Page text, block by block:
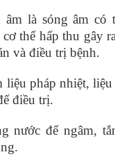
là sóng âm có
thể hấp thu gây
và điều trị bệnh.
pháp nhiệt,
điều trị.
nước để ngâm,